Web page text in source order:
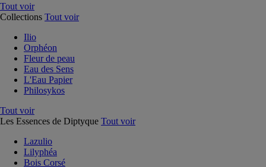
Tout voir
Collections Tout voir
Ilio
Orphéon
Fleur de peau
Eau des Sens
L'Eau Papier
Philosykos
Tout voir
Les Essences de Diptyque Tout voir
Lazulio
Lilyphéa
Bois Corsé